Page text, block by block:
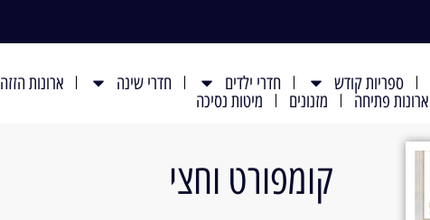
ספריות קודש חדרי ילדים חדרי שינה
ארונות הזזה
ארונות פתיחה
מזנונים מיטות נסיכה
קומפורט וחצי